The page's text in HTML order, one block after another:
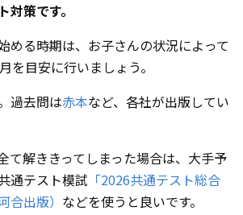
策です。
める時期は、お子さんの状況によって
を目安に行いましょう。
過去問は赤本など、各社が出版してい
て解ききってしまった場合は、大手予
通テスト模試 「2026共通テスト総合
出版） などを使うと良いです。